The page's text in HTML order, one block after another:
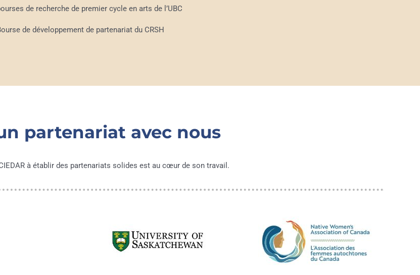
de recherche de premier cycle en arts de l’UBC
de développement de partenariat du CRSH
partenariat avec nous
à établir des partenariats solides est au cœur de son travail.